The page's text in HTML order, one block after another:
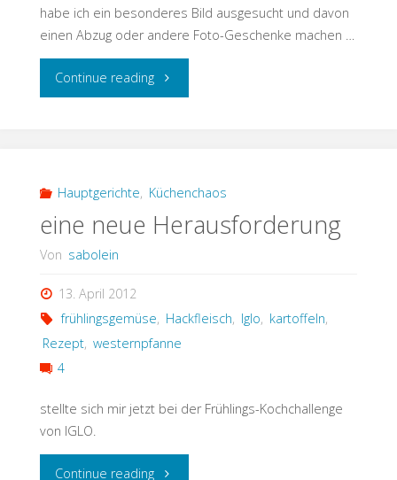
habe ich ein besonderes Bild ausgesucht und davon
einen Abzug oder andere Foto-Geschenke machen …
Continue reading"ein
Hauptgerichte, Küchenchaos
eine neue Herausforderung
Von sabolein
13. April 2012
frühlingsgemüse, Hackfleisch, Iglo, kartoffeln,
Rezept, westernpfanne
4
stellte sich mir jetzt bei der Frühlings-Kochchallenge
von IGLO.
Continue reading"eine